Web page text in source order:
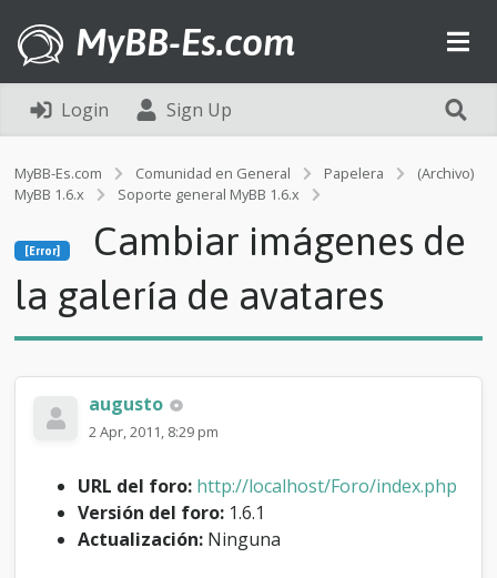
MyBB-Es.com
Login Sign Up
MyBB-Es.com Comunidad en General Papelera
(Archivo)
MyBB 1.6.x
Soporte general MyBB 1.6.x
C
a
b
a
i
n
[Error]
Cambiar imágenes de
la galería de avatares
augusto
2 Apr, 2011, 8:29 pm
URL del foro: http://localhost/Foro/index.php
Versión del foro: 1.6.1
Actualización: Ninguna